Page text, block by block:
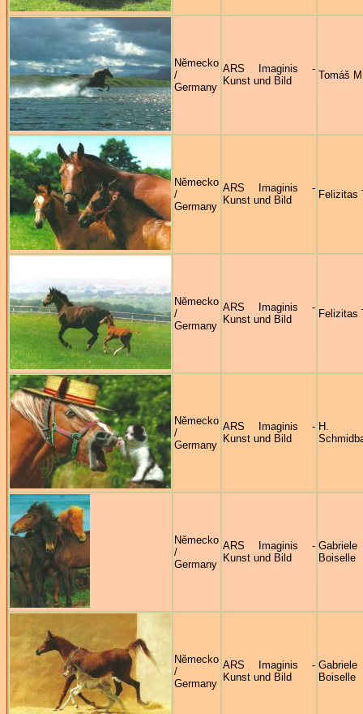
Německo
/
Germany
ARS Imaginis -
Kunst und Bild
Tomáš
Německo
/
Germany
ARS Imaginis -
Kunst und Bild
Felizitas
Německo
/
Germany
ARS Imaginis -
Kunst und Bild
Felizitas
Německo
/
Germany
ARS Imaginis -
Kunst und Bild
H.
Německo
/
Germany
ARS Imaginis -
Kunst und Bild
Gabriele
Boiselle
Německo
/
Germany
ARS Imaginis -
Kunst und Bild
Gabriele
Boiselle